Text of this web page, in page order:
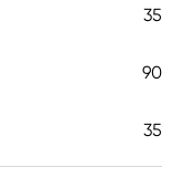
35
90
35